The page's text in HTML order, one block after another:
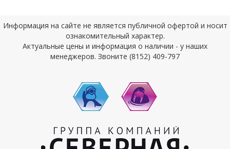
Информация на сайте не является публичной офертой и носит
ознакомительный характер.
Актуальные цены и информация о наличии - у наших
менеджеров. Звоните (8152) 409-797